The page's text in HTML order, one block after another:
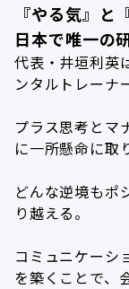
『やる気』と
日本で唯一の
代表・井垣利英
ンタルトレーナ
プラス思考とマ
に一所懸命に取
どんな逆境もポ
り越える。
コミュニケーシ
を築くことで、